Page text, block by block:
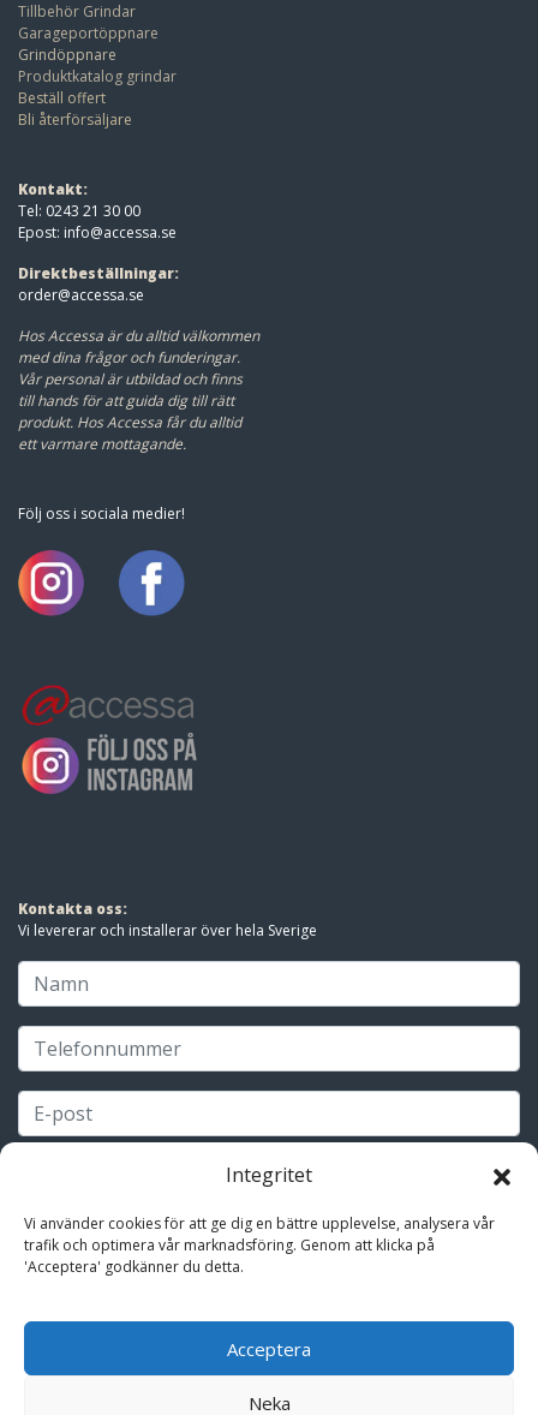
Integritet
Vi använder cookies för att ge dig en bättre upplevelse, analysera vår
trafik och optimera vår marknadsföring. Genom att klicka på
'Acceptera' godkänner du detta.
Acceptera
Neka
Tillbehör Grindar
Garageportöppnare
Grindöppnare
Produktkatalog grindar
Beställ offert
Bli återförsäljare
Kontakt:
Tel: 0243 21 30 00
Epost: info@accessa.se
Direktbeställningar:
order@accessa.se
Hos Accessa är du alltid välkommen
med dina frågor och funderingar.
Vår personal är utbildad och finns
till hands för att guida dig till rätt
produkt. Hos Accessa får du alltid
ett varmare mottagande.
Följ oss i sociala medier!
Kontakta oss:
Vi levererar och installerar över hela Sverige